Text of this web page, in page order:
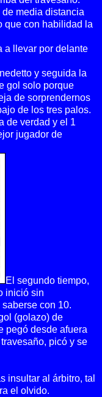
media distancia
que con habilidad la
a llevar por delante
y seguida la
gol solo porque
de sorprendernos
de los tres palos.
de verdad y el 1
jugador de
El segundo tiempo,
inició sin
con 10.
(golazo) de
pegó desde afuera
picó y se
insultar al árbitro, tal
el olvido.